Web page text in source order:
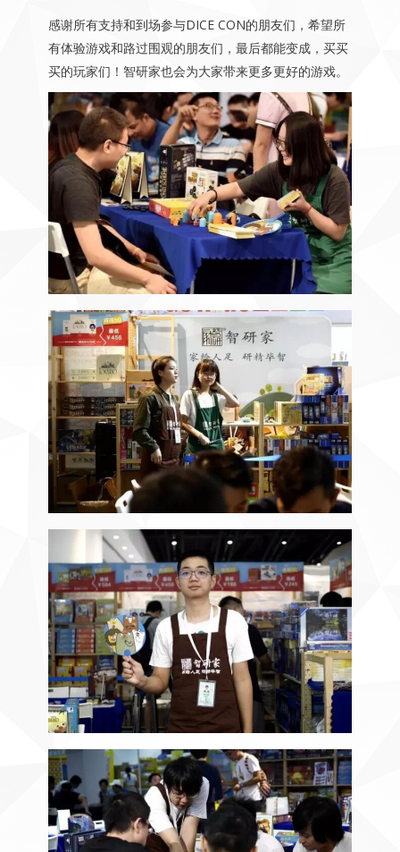
感谢所有支持和到场参与DICE CON的朋友们，希望所
有体验游戏和路过围观的朋友们，最后都能变成，买买
买的玩家们！智研家也会为大家带来更多更好的游戏。